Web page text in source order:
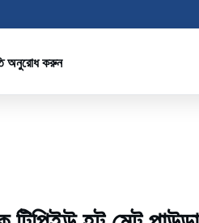
অনুরোধ করুন